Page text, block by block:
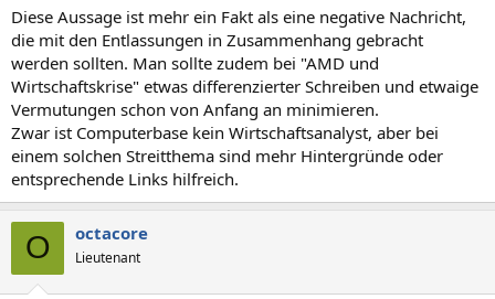
Diese Aussage ist mehr ein Fakt als eine negative Nachricht,
die mit den Entlassungen in Zusammenhang gebracht
werden sollten. Man sollte zudem bei "AMD und
Wirtschaftskrise" etwas differenzierter Schreiben und etwaige
Vermutungen schon von Anfang an minimieren.
Zwar ist Computerbase kein Wirtschaftsanalyst, aber bei
einem solchen Streitthema sind mehr Hintergründe oder
entsprechende Links hilfreich.
O octacore
Lieutenant